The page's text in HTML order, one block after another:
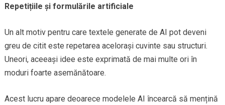
Repetițiile și formulările artificiale
Un alt motiv pentru care textele generate de AI pot deveni
greu de citit este repetarea acelorași cuvinte sau structuri.
Uneori, aceeași idee este exprimată de mai multe ori în
moduri foarte asemănătoare.
Acest lucru apare deoarece modelele AI încearcă să mențină